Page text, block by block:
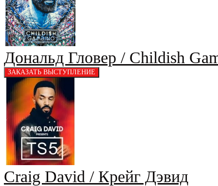
Дональд Гловер / Childish
Craig David / Крейг Дэвид